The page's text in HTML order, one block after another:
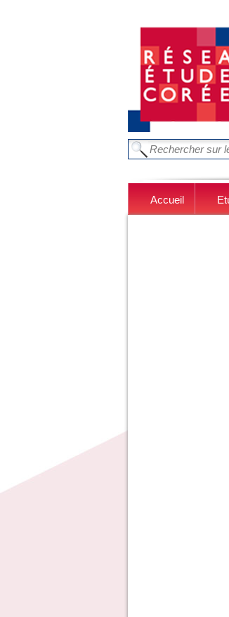
FORMULAIRE
Chercher dans ce site
Accueil